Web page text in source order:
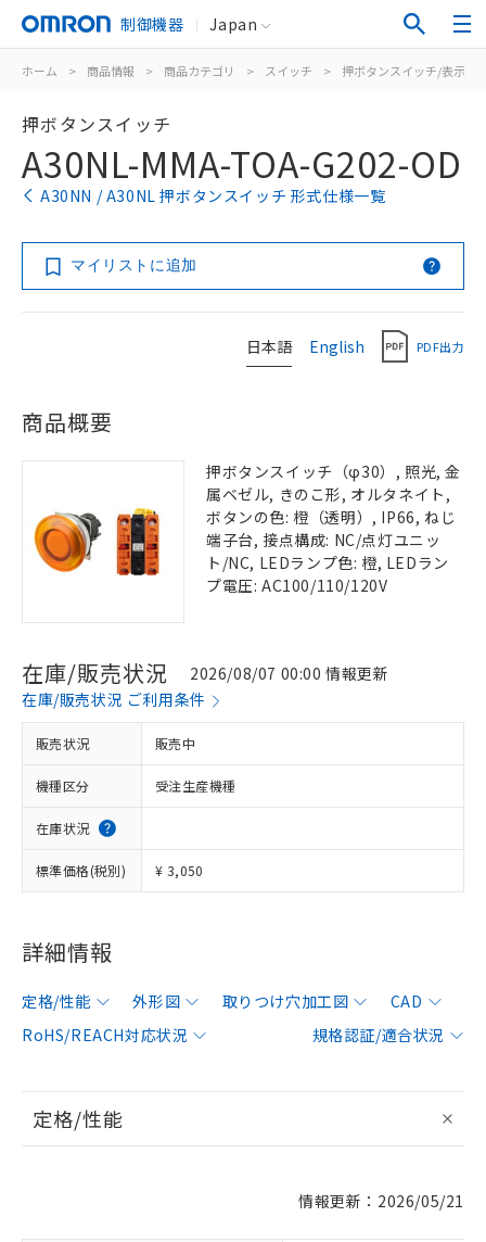
制御機器 Japan
ホーム > 商品情報 > 商品カテゴリ > スイッチ > 押ボタンスイッチ/表示灯
押ボタンスイッチ
A30NL-MMA-TOA-G202-OD
A30NN / A30NL 押ボタンスイッチ 形式仕様一覧
マイリストに追加
日本語 English PDF出力
商品概要
押ボタンスイッチ（φ30）, 照光, 金
属ベゼル, きのこ形, オルタネイト,
ボタンの色: 橙（透明）, IP66, ねじ
端子台, 接点構成: NC/点灯ユニッ
ト/NC, LEDランプ色: 橙, LEDラン
プ電圧: AC100/110/120V
在庫/販売状況
2026/08/07 00:00 情報更新
在庫/販売状況 ご利用条件
販売状況 販売中
機種区分 受注生産機種
在庫状況
標準価格(税別) ¥ 3,050
詳細情報
定格/性能 外形図 取りつけ穴加工図
CAD
RoHS/REACH対応状況
規格認証/適合状況
定格/性能
情報更新：2026/05/21